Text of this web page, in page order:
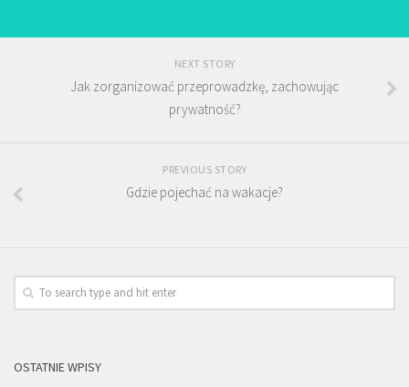
NEXT STORY
Jak zorganizować przeprowadzkę, zachowując
prywatność?
PREVIOUS STORY
Gdzie pojechać na wakacje?
OSTATNIE WPISY